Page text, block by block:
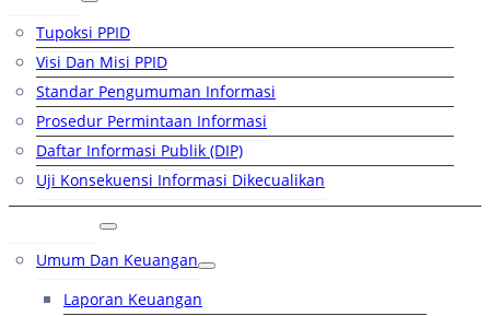
Tupoksi PPID
Visi Dan Misi PPID
Standar Pengumuman Informasi
Prosedur Permintaan Informasi
Daftar Informasi Publik (DIP)
Uji Konsekuensi Informasi Dikecualikan
Umum Dan Keuangan
Laporan Keuangan